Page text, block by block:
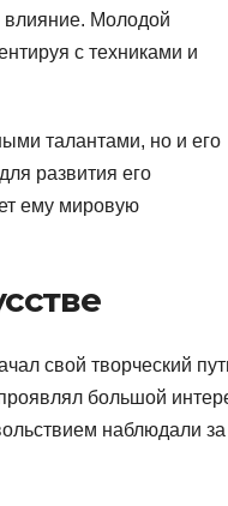
влияние. Молодой
с техниками и
талантами, но и его
развития его
ему мировую
свой творческий
большой
наблюдали за